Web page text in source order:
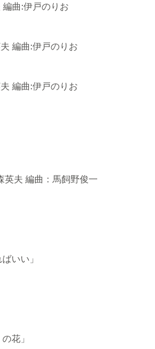
曲:伊戸のりお
編曲:伊戸のりお
編曲:伊戸のりお
英夫 編曲：馬飼野俊一
いい」
花」